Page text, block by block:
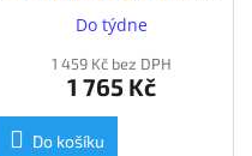
+ Power Delivery 100 W
(C31NANODOCKVGAPD)
Do týdne
1 459 Kč bez DPH
1 765 Kč
Do košíku